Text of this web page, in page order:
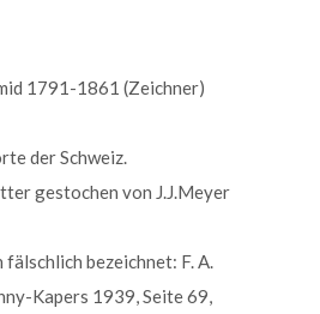
1791-1861 (Zeichner)
der Schweiz.
gestochen von J.J.Meyer
bezeichnet: F. A.
Kapers 1939, Seite 69,